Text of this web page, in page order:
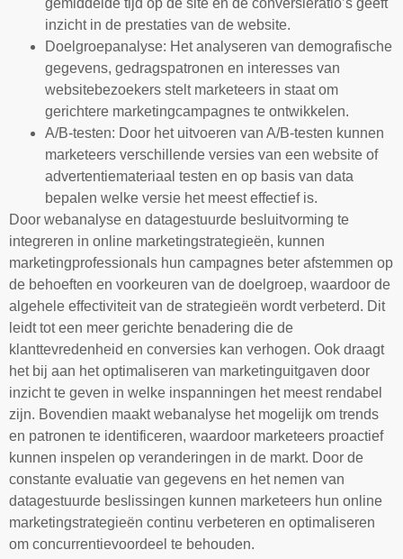
inzicht in de prestaties van de website.
Doelgroepanalyse: Het analyseren van demografische
gegevens, gedragspatronen en interesses van
websitebezoekers stelt marketeers in staat om
gerichtere marketingcampagnes te ontwikkelen.
A/B-testen: Door het uitvoeren van A/B-testen kunnen
marketeers verschillende versies van een website of
advertentiemateriaal testen en op basis van data
bepalen welke versie het meest effectief is.
Door webanalyse en datagestuurde besluitvorming te
integreren in online marketingstrategieën, kunnen
marketingprofessionals hun campagnes beter afstemmen op
de behoeften en voorkeuren van de doelgroep, waardoor de
algehele effectiviteit van de strategieën wordt verbeterd. Dit
leidt tot een meer gerichte benadering die de
klanttevredenheid en conversies kan verhogen. Ook draagt
het bij aan het optimaliseren van marketinguitgaven door
inzicht te geven in welke inspanningen het meest rendabel
zijn. Bovendien maakt webanalyse het mogelijk om trends
en patronen te identificeren, waardoor marketeers proactief
kunnen inspelen op veranderingen in de markt. Door de
constante evaluatie van gegevens en het nemen van
datagestuurde beslissingen kunnen marketeers hun online
marketingstrategieën continu verbeteren en optimaliseren
om concurrentievoordeel te behouden.